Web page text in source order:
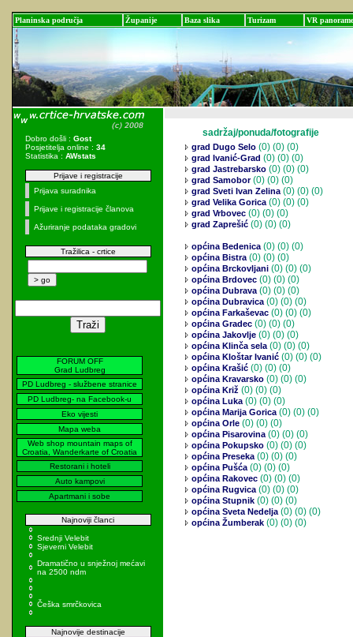
Planinska područja Županije Baza slika Turizam VR panorame
Dobro došli : Gost
Posjetitelja online : 34
Statistika : AWstats
Prijave i registracije
Prijava suradnika
Prijave i registracije članova
Ažuriranje podataka gradovi
Tražilica - crtice
FORUM OFF
Grad Ludbreg
PD Ludbreg - službene stranice
PD Ludbreg- na Facebook-u
Eko vijesti
Mapa weba
Web shop mountain maps of
Croatia, Wanderkarte of Croatia
Restorani i hoteli
Auto kampovi
Apartmani i sobe
Najnoviji članci
Srednji Velebit
Sjeverni Velebit
Dramatično u snježnoj mećavi
na 2500 ndm
Češka smrčkovica
Najnovije destinacije
sadržaj/ponuda/fotografije
grad Dugo Selo (0) (0) (0)
grad Ivanić-Grad (0) (0) (0)
grad Jastrebarsko (0) (0) (0)
grad Samobor(0) (0) (0)
grad Sveti Ivan Zelina(0) (0) (0)
grad Velika Gorica(0) (0) (0)
grad Vrbovec (0) (0) (0)
grad Zaprešić (0) (0) (0)
općina Bedenica(0) (0) (0)
općina Bistra(0) (0) (0)
općina Brckovljani (0) (0) (0)
općina Brdovec (0) (0) (0)
općina Dubrava(0) (0) (0)
općina Dubravica(0) (0) (0)
općina Farkaševac (0) (0) (0)
općina Gradec (0) (0) (0)
općina Jakovlje (0) (0) (0)
općina Klinča sela(0) (0) (0)
općina Kloštar Ivanić (0) (0) (0)
općina Krašić (0) (0) (0)
općina Kravarsko (0) (0) (0)
općina Križ (0) (0) (0)
općina Luka(0) (0) (0)
općina Marija Gorica(0) (0) (0)
općina Orle (0) (0) (0)
općina Pisarovina(0) (0) (0)
općina Pokupsko (0) (0) (0)
općina Preseka(0) (0) (0)
općina Pušća(0) (0) (0)
općina Rakovec (0) (0) (0)
općina Rugvica(0) (0) (0)
općina Stupnik (0) (0) (0)
općina Sveta Nedelja(0) (0) (0)
općina Žumberak (0) (0) (0)